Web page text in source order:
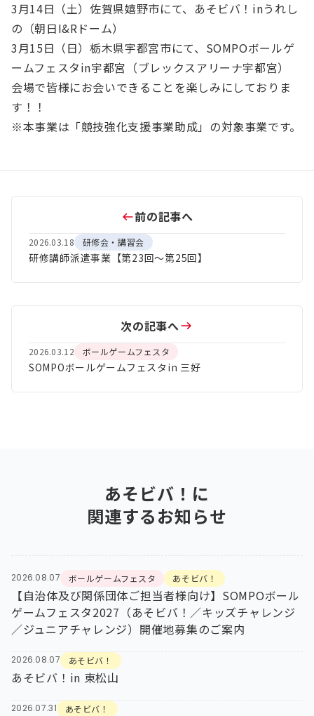
3月14日（土）佐賀県嬉野市にて、あそビバ！inうれし
の（朝日I&Rドーム）
3月15日（日）栃木県宇都宮市にて、SOMPOボールゲ
ームフェスタin宇都宮（ブレックスアリーナ宇都宮）
会場で皆様にお会いできることを楽しみにしておりま
す！！
※本事業は「競技強化支援事業助成」の対象事業です。
前の記事へ
2026.03.18 研修会・講習会
研修講師派遣事業【第23回～第25回】
次の記事へ
2026.03.12 ボールゲームフェスタ
SOMPOボールゲームフェスタin 三好
あそビバ！ に
関連するお知らせ
2026.08.07 ボールゲームフェスタ あそビバ！
【自治体及び関係団体ご担当者様向け】SOMPOボール
ゲームフェスタ2027（あそビバ！／キッズチャレンジ
／ジュニアチャレンジ）開催地募集のご案内
2026.08.07 あそビバ！
あそビバ！in 東松山
2026.07.31 あそビバ！